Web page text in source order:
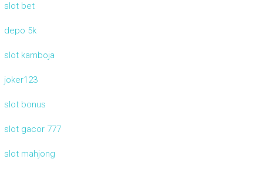
slot bet
depo 5k
slot kamboja
joker123
slot bonus
slot gacor 777
slot mahjong